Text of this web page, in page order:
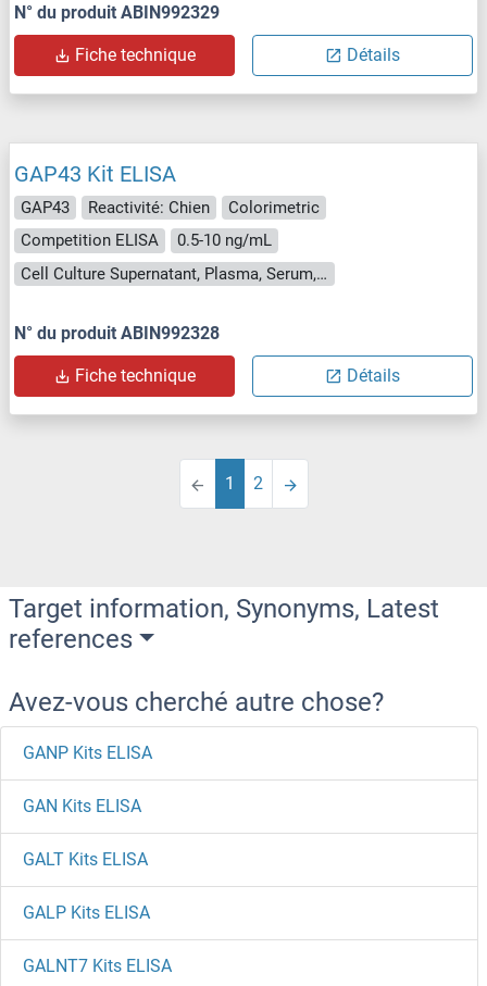
N° du produit ABIN992329
Fiche technique Détails
GAP43 Kit ELISA
GAP43 Reactivité: Chien
Colorimetric
Competition ELISA
0.5-10 ng/mL
Cell Culture Supernatant, Plasma, Serum, Tissue Homogenate
N° du produit ABIN992328
Fiche technique Détails
1 2
Target information, Synonyms, Latest
references
Avez-vous cherché autre chose?
GANP Kits ELISA
GAN Kits ELISA
GALT Kits ELISA
GALP Kits ELISA
GALNT7 Kits ELISA